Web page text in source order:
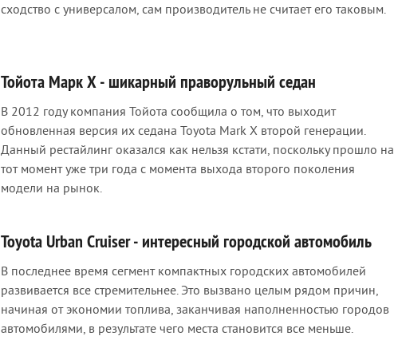
сходство с универсалом, сам производитель не считает его таковым.
Тойота Марк Х - шикарный праворульный седан
В 2012 году компания Тойота сообщила о том, что выходит
обновленная версия их седана Toyota Mark X второй генерации.
Данный рестайлинг оказался как нельзя кстати, поскольку прошло на
тот момент уже три года с момента выхода второго поколения
модели на рынок.
Toyota Urban Cruiser - интересный городской автомобиль
В последнее время сегмент компактных городских автомобилей
развивается все стремительнее. Это вызвано целым рядом причин,
начиная от экономии топлива, заканчивая наполненностью городов
автомобилями, в результате чего места становится все меньше.